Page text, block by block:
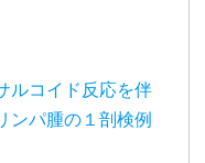
ルコイド反応を伴
ンパ腫の１剖検例